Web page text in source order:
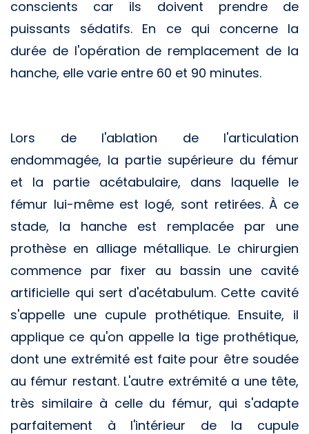
conscients car ils doivent prendre de
puissants sédatifs. En ce qui concerne la
durée de l'opération de remplacement de la
hanche, elle varie entre 60 et 90 minutes.
Lors de l'ablation de l'articulation
endommagée, la partie supérieure du fémur
et la partie acétabulaire, dans laquelle le
fémur lui-même est logé, sont retirées. À ce
stade, la hanche est remplacée par une
prothèse en alliage métallique. Le chirurgien
commence par fixer au bassin une cavité
artificielle qui sert d'acétabulum. Cette cavité
s'appelle une cupule prothétique. Ensuite, il
applique ce qu'on appelle la tige prothétique,
dont une extrémité est faite pour être soudée
au fémur restant. L'autre extrémité a une tête,
très similaire à celle du fémur, qui s'adapte
parfaitement à l'intérieur de la cupule